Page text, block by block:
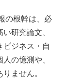
の根幹は、必
研究論文、
ビジネス・自
の憶測や、
ません。